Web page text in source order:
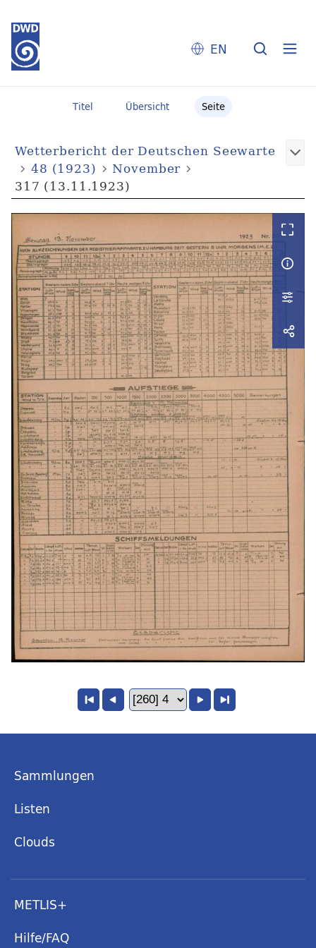
EN
Titel Übersicht Seite
Wetterbericht der Deutschen Seewarte
48 (1923)
November
317 (13.11.1923)
Sammlungen
Listen
Clouds
METLIS+
Hilfe/FAQ